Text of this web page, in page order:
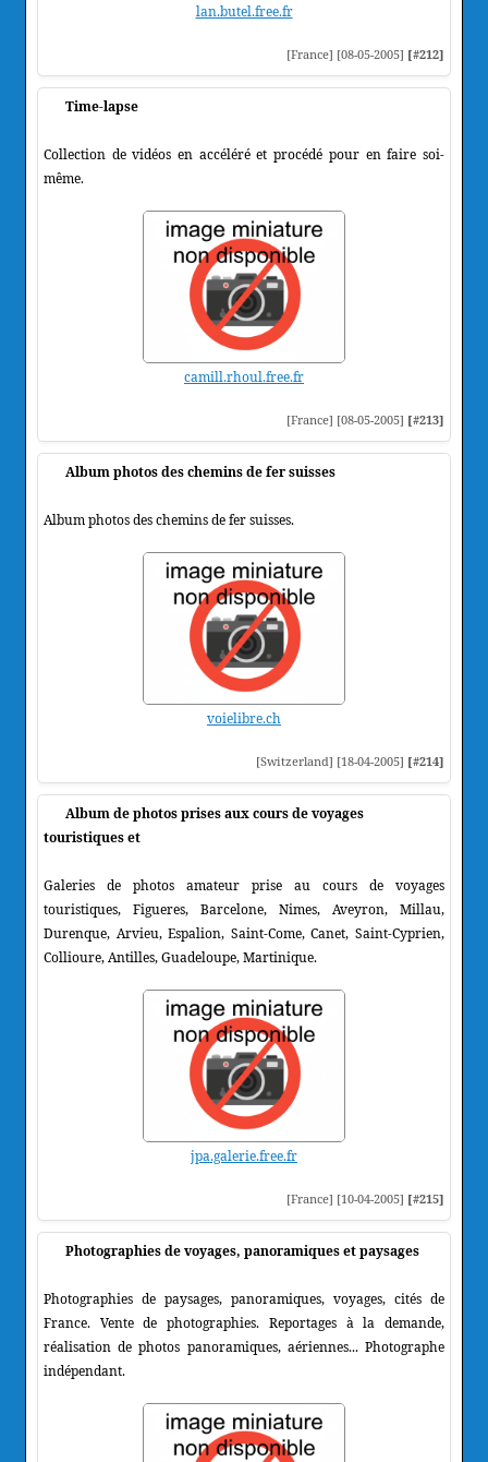
lan.butel.free.fr
[France] [08-05-2005] [#212]
Time-lapse
Collection de vidéos en accéléré et procédé pour en faire soi-
même.
camill.rhoul.free.fr
[France] [08-05-2005] [#213]
Album photos des chemins de fer suisses
Album photos des chemins de fer suisses.
voielibre.ch
[Switzerland] [18-04-2005] [#214]
Album de photos prises aux cours de voyages
touristiques et
Galeries de photos amateur prise au cours de voyages
touristiques, Figueres, Barcelone, Nimes, Aveyron, Millau,
Durenque, Arvieu, Espalion, Saint-Come, Canet, Saint-Cyprien,
Collioure, Antilles, Guadeloupe, Martinique.
jpa.galerie.free.fr
[France] [10-04-2005] [#215]
Photographies de voyages, panoramiques et paysages
Photographies de paysages, panoramiques, voyages, cités de
France. Vente de photographies. Reportages à la demande,
réalisation de photos panoramiques, aériennes... Photographe
indépendant.